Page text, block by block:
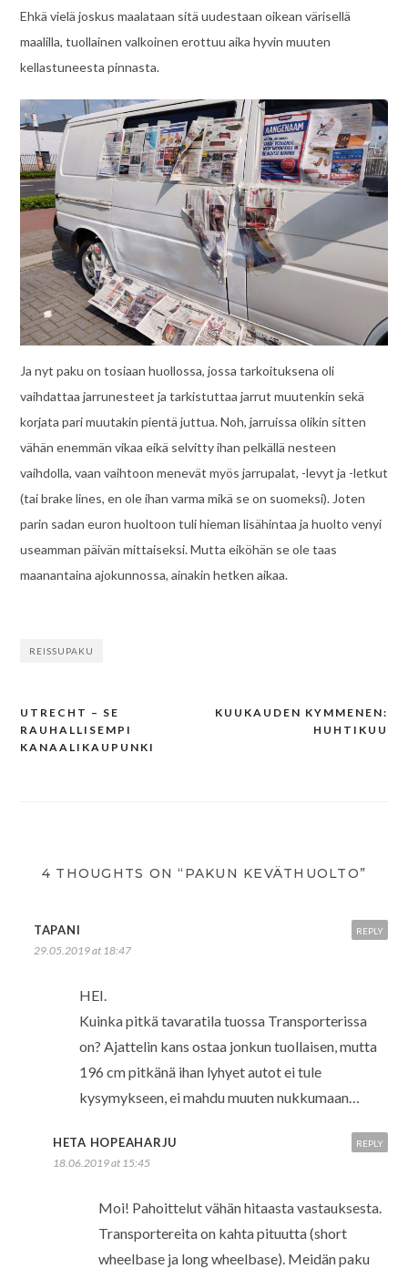
Ehkä vielä joskus maalataan sitä uudestaan oikean värisellä
maalilla, tuollainen valkoinen erottuu aika hyvin muuten
kellastuneesta pinnasta.
Ja nyt paku on tosiaan huollossa, jossa tarkoituksena oli
vaihdattaa jarrunesteet ja tarkistuttaa jarrut muutenkin sekä
korjata pari muutakin pientä juttua. Noh, jarruissa olikin sitten
vähän enemmän vikaa eikä selvitty ihan pelkällä nesteen
vaihdolla, vaan vaihtoon menevät myös jarrupalat, -levyt ja -letkut
(tai brake lines, en ole ihan varma mikä se on suomeksi). Joten
parin sadan euron huoltoon tuli hieman lisähintaa ja huolto venyi
useamman päivän mittaiseksi. Mutta eiköhän se ole taas
maanantaina ajokunnossa, ainakin hetken aikaa.
REISSUPAKU
Post
navigation
KUUKAUDEN KYMMENEN:
HUHTIKUU
UTRECHT – SE
RAUHALLISEMPI
KANAALIKAUPUNKI
4 THOUGHTS ON “PAKUN KEVÄTHUOLTO”
TAPANI
29.05.2019 at 18:47
HEI.
Kuinka pitkä tavaratila tuossa Transporterissa
on? Ajattelin kans ostaa jonkun tuollaisen, mutta
196 cm pitkänä ihan lyhyet autot ei tule
kysymykseen, ei mahdu muuten nukkumaan…
REPLY
HETA HOPEAHARJU
18.06.2019 at 15:45
Moi! Pahoittelut vähän hitaasta vastauksesta.
Transportereita on kahta pituutta (short
wheelbase ja long wheelbase). Meidän paku
REPLY